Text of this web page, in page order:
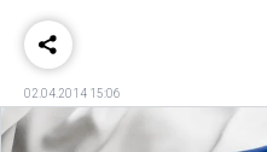
02.04.2014 15:06